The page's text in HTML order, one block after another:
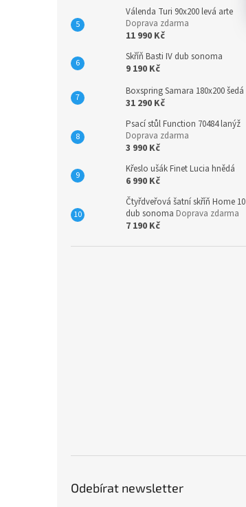
Válenda Turi 90x200 levá arte
Doprava zdarma
11 990 Kč
Skříň Basti IV dub sonoma
9 190 Kč
Boxspring Samara 180x200 šedá
31 290 Kč
Psací stůl Function 70484 lanýž
Doprava zdarma
3 990 Kč
Křeslo ušák Finet Lucia hnědá
6 990 Kč
Čtyřdveřová šatní skříň Home 10
dub sonoma Doprava zdarma
7 190 Kč
Odebírat newsletter